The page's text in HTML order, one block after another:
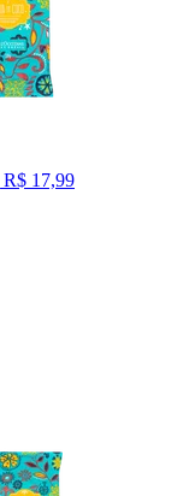
R$ 17,99